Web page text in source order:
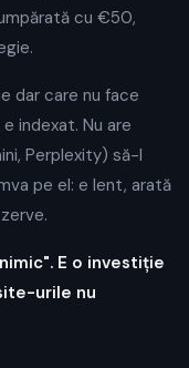
cu €50,
dar care nu face
indexat. Nu are
Perplexity) să-l
pe el: e lent, arată
E o investiție
urile nu